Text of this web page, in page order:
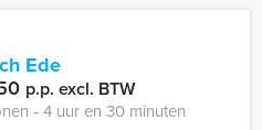
Ede
p.p. excl. BTW
‐ 4 uur en 30 minuten